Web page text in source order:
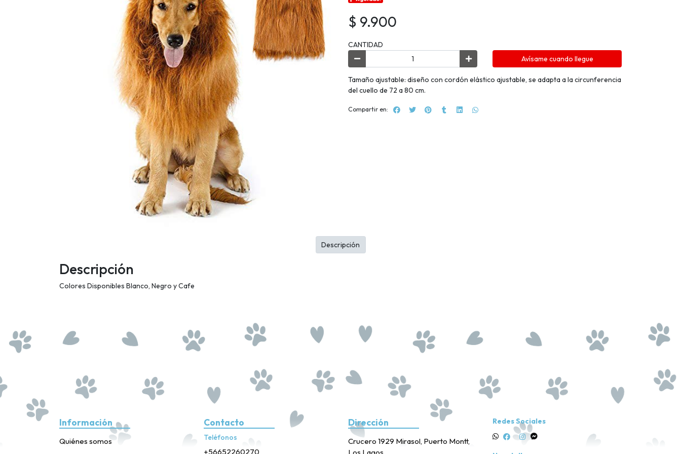
$ 9.900
CANTIDAD
Avísame cuando llegue
Tamaño ajustable: diseño con cordón elástico ajustable, se adapta a la circunferencia
del cuello de 72 a 80 cm.
Compartir en:
Descripción
Colores Disponibles Blanco, Negro y Cafe
Descripción
Información
Quiénes somos
Contacto
Teléfonos
+56652260270
Dirección
Crucero 1929 Mirasol, Puerto Montt,
Redes Sociales